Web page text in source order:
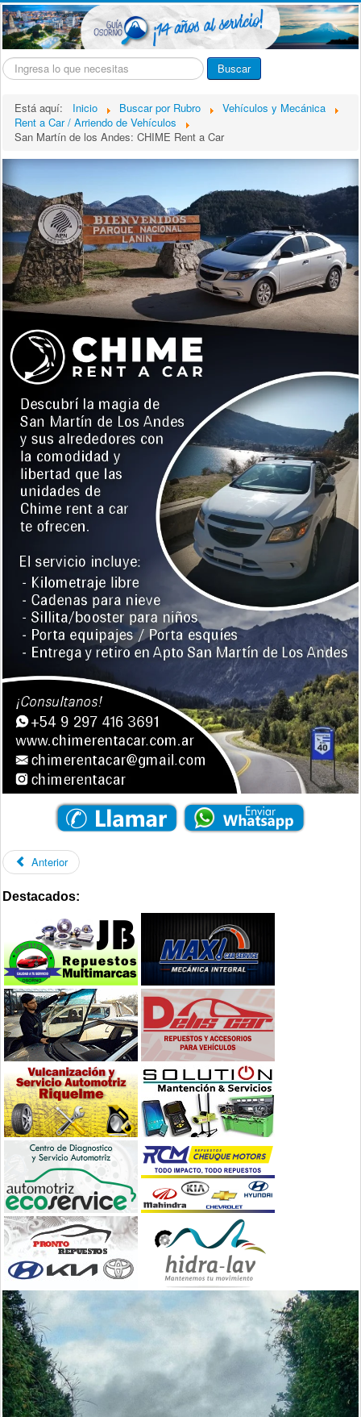
Buscar... Buscar
Está aquí: Inicio Buscar por Rubro
Vehículos y Mecánica
Rent a Car / Arriendo de Vehículos
San Martín de los Andes: CHIME Rent a Car
Anterior
Destacados: